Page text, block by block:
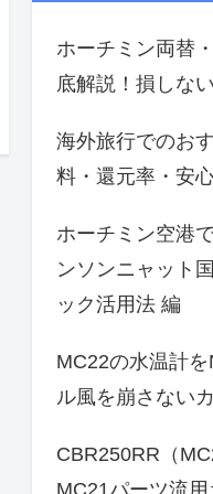
ホーチミン両替
底解説！損しな
海外旅行でのお
料・還元率・安
ホーチミン空港
ンソンニャット
ック活用法 編
MC22の水温計
ル風を崩さない
CBR250RR（